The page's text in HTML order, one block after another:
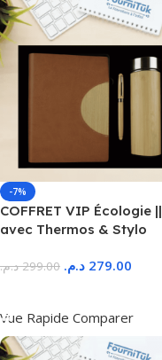
-7%
COFFRET VIP Écologie ||
avec Thermos & Stylo
299.00 د.م. 279.00 د.م.
Vue Rapide Comparer